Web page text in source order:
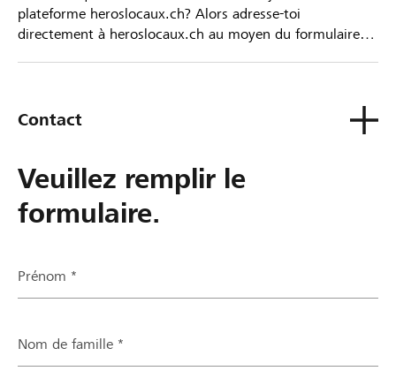
plateforme heroslocaux.ch? Alors adresse-toi
directement à heroslocaux.ch au moyen du formulaire
Contact
Veuillez remplir le
formulaire.
Prénom *
Nom de famille *